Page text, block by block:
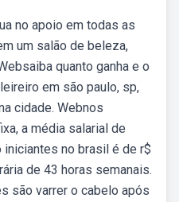
no apoio em todas as
um salão de beleza,
quanto ganha e o
em são paulo, sp,
cidade. Webnos
a média salarial de
no brasil é de r$
de 43 horas semanais.
são varrer o cabelo após